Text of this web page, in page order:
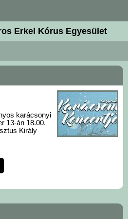
Erkel Kórus Egyesület
karácsonyi
13-án 18.00.
Király